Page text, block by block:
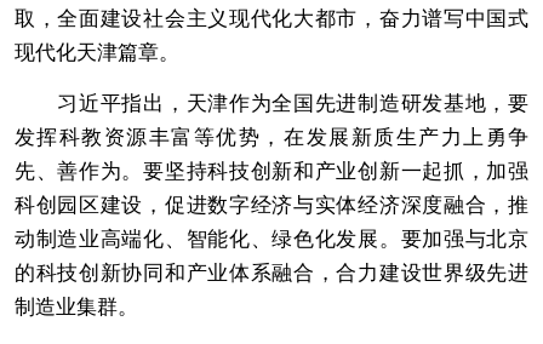
取，全面建设社会主义现代化大都市，奋力谱写中国式
现代化天津篇章。
习近平指出，天津作为全国先进制造研发基地，要
发挥科教资源丰富等优势，在发展新质生产力上勇争
先、善作为。要坚持科技创新和产业创新一起抓，加强
科创园区建设，促进数字经济与实体经济深度融合，推
动制造业高端化、智能化、绿色化发展。要加强与北京
的科技创新协同和产业体系融合，合力建设世界级先进
制造业集群。